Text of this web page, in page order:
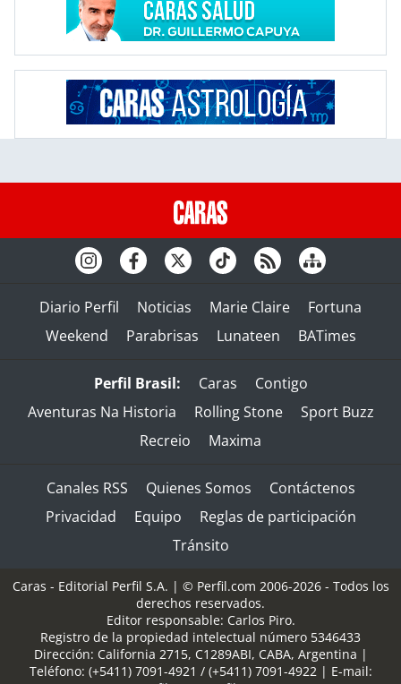
Diario Perfil Noticias Marie Claire
Fortuna
Weekend
Parabrisas Lunateen BATimes
Perfil Brasil: Caras
Contigo
Aventuras Na Historia
Rolling Stone
Sport Buzz
Recreio
Maxima
Canales RSS Quienes Somos
Contáctenos
Privacidad
Equipo
Reglas de participación
Tránsito
Caras - Editorial Perfil S.A. | © Perfil.com 2006-2026 - Todos los
derechos reservados.
Editor responsable: Carlos Piro.
Registro de la propiedad intelectual número 5346433
Dirección: California 2715, C1289ABI, CABA, Argentina |
Teléfono: (+5411) 7091-4921 / (+5411) 7091-4922| E-mail: